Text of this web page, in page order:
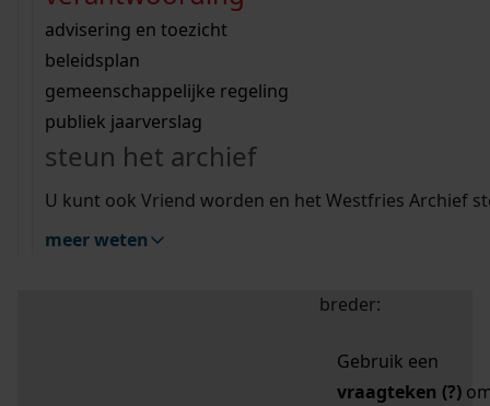
bouwvergunningen
omgevingsvergunningen
vergunningen
beeld en geluid
uitleg nodig?
Wij helpen u op weg met een aantal zoektips.
bekijk alle zoektips
Wij helpen u op weg met een aantal zoektips.
bekijk alle zoektips
bekijk ons geschiedenislokaal
advisering en toezicht
beleidsplan
gemeenschappelijke regeling
publiek jaarverslag
steun het archief
U kunt ook Vriend worden en het Westfries Archief
meer weten
zoektips
Mijn Studiezaal (inloggen)
uw zoekopdracht te
breder:
Gebruik een
vraagteken (?)